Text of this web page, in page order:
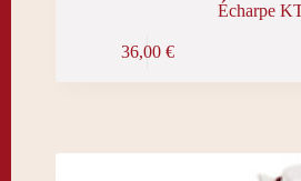
Écharpe
36,00 €